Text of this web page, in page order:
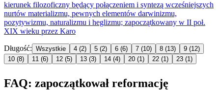
kierunek filozoficzny będący połączeniem i syntezą wcześniejszych
nurtów materializmu, pewnych elementów darwinizmu,
pozytywizmu, naturalizmu i heglizmu; zapoczątkowany w II poł.
XIX wieku przez Karo
Długość: Wszystkie 4 (2) 5 (2) 6 (6) 7 (10) 8 (13) 9 (12)
10 (8) 11 (6) 12 (5) 13 (3) 14 (4) 20 (1) 22 (1) 23 (1)
FAQ: zapoczątkował reformację